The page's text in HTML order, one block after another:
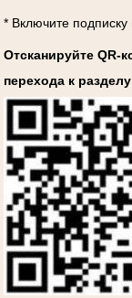
* Включите
Отсканируйте QR-
перехода к